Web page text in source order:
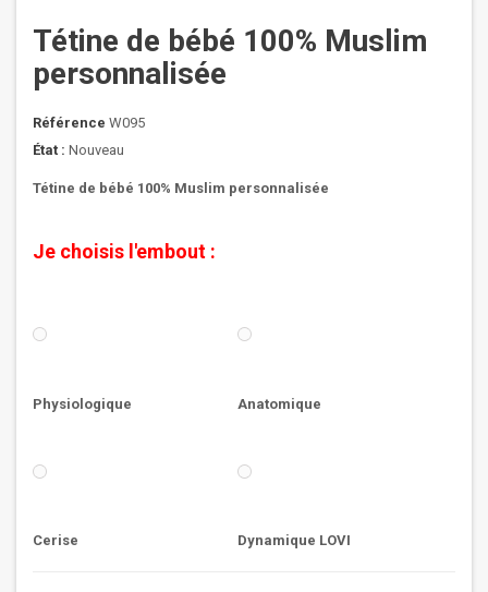
Tétine de bébé 100% Muslim
personnalisée
Référence W095
État : Nouveau
Tétine de bébé 100% Muslim personnalisée
Je choisis l'embout :
Physiologique Anatomique
Cerise Dynamique LOVI